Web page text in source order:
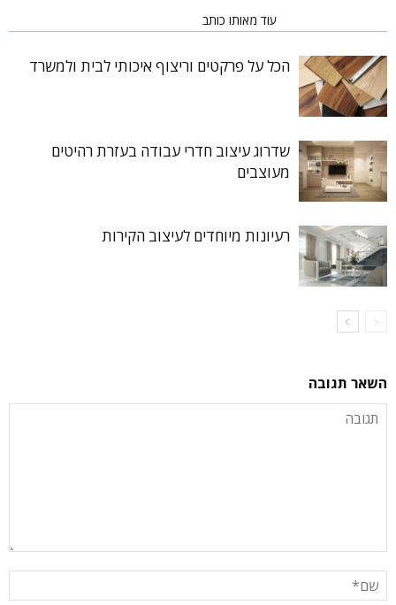
עוד מאותו כותב
הכל על פרקטים וריצוף איכותי לבית ולמשרד
שדרוג עיצוב חדרי עבודה בעזרת רהיטים
מעוצבים
רעיונות מיוחדים לעיצוב הקירות
השאר תגובה